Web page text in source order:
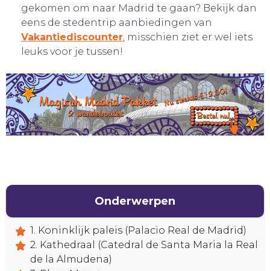
gekomen om naar Madrid te gaan? Bekijk dan
eens de stedentrip aanbiedingen van
Vakantiediscounter, misschien ziet er wel iets
leuks voor je tussen!
Onderwerpen
1. Koninklijk paleis (Palacio Real de Madrid)
2. Kathedraal (Catedral de Santa Maria la Real
de la Almudena)